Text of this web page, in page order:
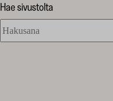
Hae sivustolta
sivustolta